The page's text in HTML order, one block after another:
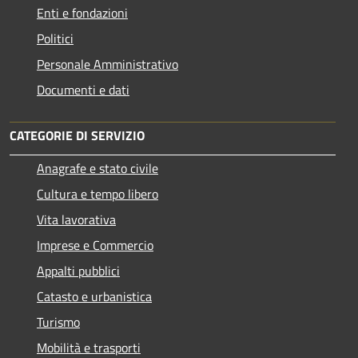
Enti e fondazioni
Politici
Personale Amministrativo
Documenti e dati
CATEGORIE DI SERVIZIO
Anagrafe e stato civile
Cultura e tempo libero
Vita lavorativa
Imprese e Commercio
Appalti pubblici
Catasto e urbanistica
Turismo
Mobilità e trasporti